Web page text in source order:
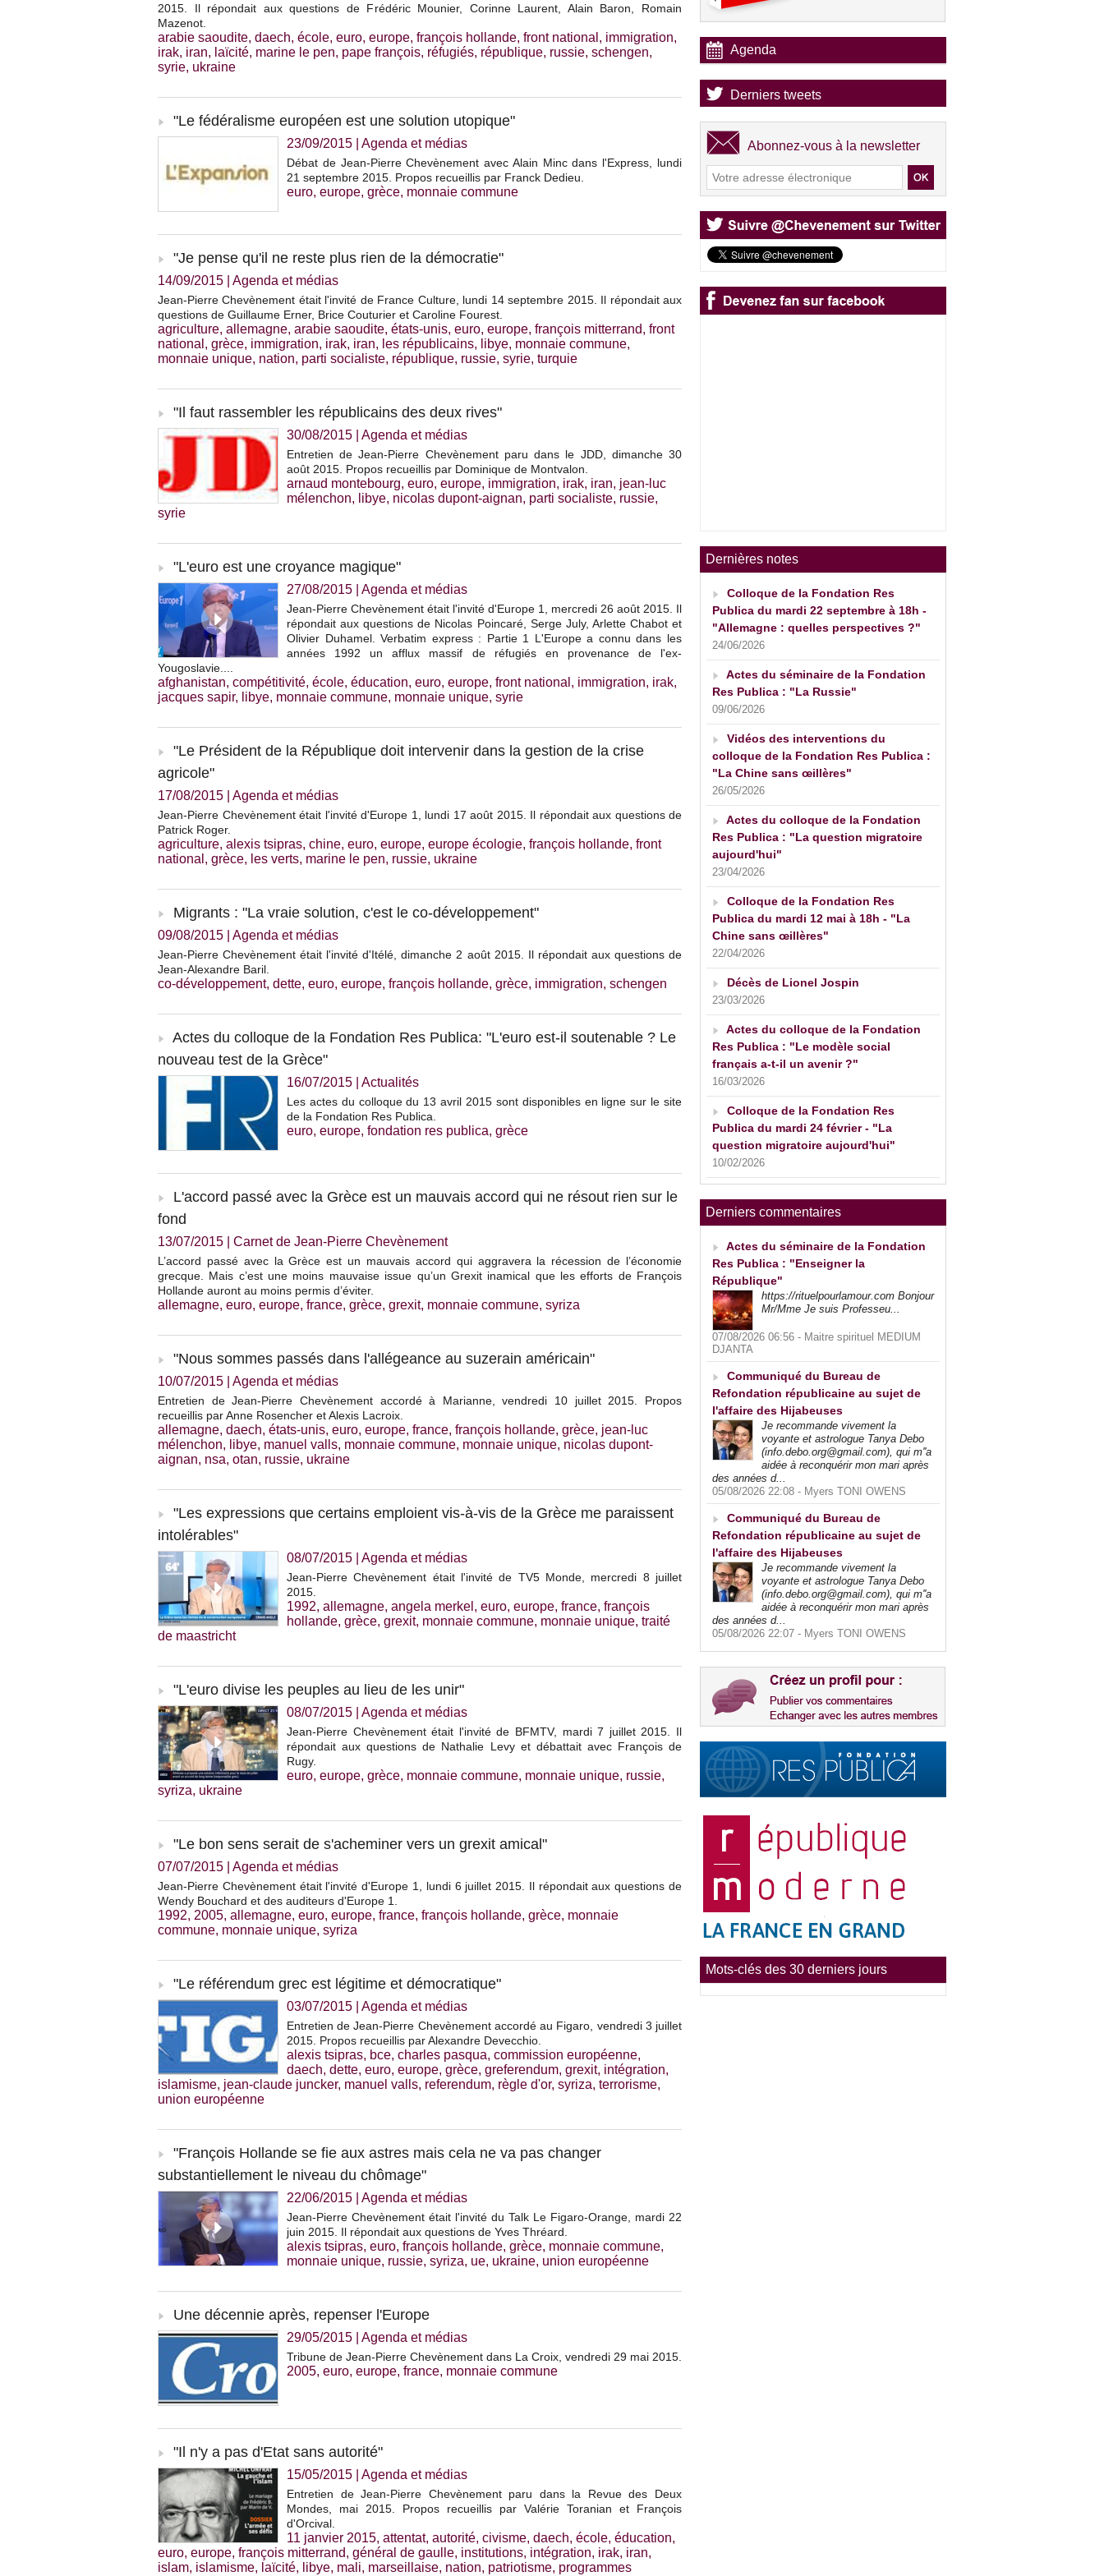
2015. Il répondait aux questions de Frédéric Mounier, Corinne Laurent, Alain Baron, Romain
Mazenot.
arabie saoudite, daech, école, euro, europe, françois hollande, front national , immigration,
irak, iran, laïcité, marine le pen, pape françois, réfugiés, république, russie, schengen,
syrie, ukraine
"Le fédéralisme européen est une solution utopique"
23/09/2015 Agenda et médias
Débat de Jean-Pierre Chevènement avec Alain Minc dans l'Express, lundi
21 septembre 2015. Propos recueillis par Franck Dedieu.
euro, europe, grèce, monnaie commune
"Je pense qu'il ne reste plus rien de la démocratie"
14/09/2015 Agenda et médias
Jean-Pierre Chevènement était l'invité de France Culture, lundi 14 septembre 2015. Il répondait aux
questions de Guillaume Erner, Brice Couturier et Caroline Fourest.
agriculture, allemagne, arabie saoudite, états-unis, euro, europe, françois mitterrand, front
national , grèce, immigration, irak, iran, les républicains, libye, monnaie commune,
monnaie unique, nation, parti socialiste, république, russie, syrie, turquie
"Il faut rassembler les républicains des deux rives"
30/08/2015 Agenda et médias
Entretien de Jean-Pierre Chevènement paru dans le JDD, dimanche 30
août 2015. Propos recueillis par Dominique de Montvalon.
arnaud montebourg, euro, europe, immigration, irak, iran, jean-luc
mélenchon, libye, nicolas dupont-aignan, parti socialiste, russie,
syrie
"L'euro est une croyance magique"
27/08/2015 Agenda et médias
Jean-Pierre Chevènement était l'invité d'Europe 1, mercredi 26 août 2015. Il
répondait aux questions de Nicolas Poincaré, Serge July, Arlette Chabot et
Olivier Duhamel. Verbatim express : Partie 1 L'Europe a connu dans les
années 1992 un afflux massif de réfugiés en provenance de l'ex-
Yougoslavie....
afghanistan, compétitivité, école, éducation, euro, europe, front national , immigration, irak,
jacques sapir, libye, monnaie commune, monnaie unique, syrie
"Le Président de la République doit intervenir dans la gestion de la crise
agricole"
17/08/2015 Agenda et médias
Jean-Pierre Chevènement était l'invité d'Europe 1, lundi 17 août 2015. Il répondait aux questions de
Patrick Roger.
agriculture, alexis tsipras, chine, euro, europe, europe écologie, françois hollande, front
national , grèce, les verts, marine le pen, russie, ukraine
Migrants : "La vraie solution, c'est le co-développement"
09/08/2015 Agenda et médias
Jean-Pierre Chevènement était l'invité d'Itélé, dimanche 2 août 2015. Il répondait aux questions de
Jean-Alexandre Baril.
co-développement, dette, euro, europe, françois hollande, grèce, immigration, schengen
Actes du colloque de la Fondation Res Publica: "L'euro est-il soutenable ? Le
nouveau test de la Grèce"
16/07/2015 Actualités
Les actes du colloque du 13 avril 2015 sont disponibles en ligne sur le site
de la Fondation Res Publica.
euro, europe, fondation res publica, grèce
L'accord passé avec la Grèce est un mauvais accord qui ne résout rien sur le
fond
13/07/2015 Carnet de Jean-Pierre Chevènement
L’accord passé avec la Grèce est un mauvais accord qui aggravera la récession de l’économie
grecque. Mais c’est une moins mauvaise issue qu’un Grexit inamical que les efforts de François
Hollande auront au moins permis d’éviter.
allemagne, euro, europe, france, grèce, grexit, monnaie commune, syriza
"Nous sommes passés dans l'allégeance au suzerain américain"
10/07/2015 Agenda et médias
Entretien de Jean-Pierre Chevènement accordé à Marianne, vendredi 10 juillet 2015. Propos
recueillis par Anne Rosencher et Alexis Lacroix.
allemagne, daech, états-unis, euro, europe, france, françois hollande, grèce, jean-luc
mélenchon, libye, manuel valls, monnaie commune, monnaie unique, nicolas dupont-
aignan, nsa, otan, russie, ukraine
"Les expressions que certains emploient vis-à-vis de la Grèce me paraissent
intolérables"
08/07/2015 Agenda et médias
Jean-Pierre Chevènement était l'invité de TV5 Monde, mercredi 8 juillet
2015.
1992, allemagne, angela merkel , euro, europe, france, françois
hollande, grèce, grexit, monnaie commune, monnaie unique, traité
de maastricht
"L'euro divise les peuples au lieu de les unir"
08/07/2015 Agenda et médias
Jean-Pierre Chevènement était l'invité de BFMTV, mardi 7 juillet 2015. Il
répondait aux questions de Nathalie Levy et débattait avec François de
Rugy.
euro, europe, grèce, monnaie commune, monnaie unique, russie,
syriza, ukraine
"Le bon sens serait de s'acheminer vers un grexit amical"
07/07/2015 Agenda et médias
Jean-Pierre Chevènement était l'invité d'Europe 1, lundi 6 juillet 2015. Il répondait aux questions de
Wendy Bouchard et des auditeurs d'Europe 1.
1992, 2005, allemagne, euro, europe, france, françois hollande, grèce, monnaie
commune, monnaie unique, syriza
"Le référendum grec est légitime et démocratique"
03/07/2015 Agenda et médias
Entretien de Jean-Pierre Chevènement accordé au Figaro, vendredi 3 juillet
2015. Propos recueillis par Alexandre Devecchio.
alexis tsipras, bce, charles pasqua, commission européenne,
daech, dette, euro, europe, grèce, greferendum, grexit, intégration,
islamisme, jean-claude juncker, manuel valls, referendum, règle d'or, syriza, terrorisme,
union européenne
"François Hollande se fie aux astres mais cela ne va pas changer
substantiellement le niveau du chômage"
22/06/2015 Agenda et médias
Jean-Pierre Chevènement était l'invité du Talk Le Figaro-Orange, mardi 22
juin 2015. Il répondait aux questions de Yves Thréard.
alexis tsipras, euro, françois hollande, grèce, monnaie commune,
monnaie unique, russie, syriza, ue, ukraine, union européenne
Une décennie après, repenser l'Europe
29/05/2015 Agenda et médias
Tribune de Jean-Pierre Chevènement dans La Croix, vendredi 29 mai 2015.
2005, euro, europe, france, monnaie commune
"Il n'y a pas d'Etat sans autorité"
15/05/2015 Agenda et médias
Entretien de Jean-Pierre Chevènement paru dans la Revue des Deux
Mondes, mai 2015. Propos recueillis par Valérie Toranian et François
d'Orcival.
11 janvier 2015, attentat, autorité, civisme, daech, école, éducation,
euro, europe, françois mitterrand, général de gaulle, institutions, intégration, irak, iran,
islam, islamisme, laïcité, libye, mali, marseillaise, nation, patriotisme, programmes
Agenda
Derniers tweets
Abonnez-vous à la newsletter
Dernières notes
Colloque de la Fondation Res
Publica du mardi 22 septembre à 18h -
"Allemagne : quelles perspectives ?"
24/06/2026
Actes du séminaire de la Fondation
Res Publica : "La Russie"
09/06/2026
Vidéos des interventions du
colloque de la Fondation Res Publica :
"La Chine sans œillères"
26/05/2026
Actes du colloque de la Fondation
Res Publica : "La question migratoire
aujourd'hui"
23/04/2026
Colloque de la Fondation Res
Publica du mardi 12 mai à 18h - "La
Chine sans œillères"
22/04/2026
Décès de Lionel Jospin
23/03/2026
Actes du colloque de la Fondation
Res Publica : "Le modèle social
français a-t-il un avenir ?"
16/03/2026
Colloque de la Fondation Res
Publica du mardi 24 février - "La
question migratoire aujourd'hui"
10/02/2026
Derniers commentaires
Actes du séminaire de la Fondation
Res Publica : "Enseigner la
République"
https://rituelpourlamour.com Bonjour
Mr/Mme Je suis Professeu...
07/08/2026 06:56 - Maitre spirituel MEDIUM
DJANTA
Communiqué du Bureau de
Refondation républicaine au sujet de
l'affaire des Hijabeuses
Je recommande vivement la
voyante et astrologue Tanya Debo
(info.debo.org@gmail.com), qui m''a
aidée à reconquérir mon mari après
des années d...
05/08/2026 22:08 - Myers TONI OWENS
Communiqué du Bureau de
Refondation républicaine au sujet de
l'affaire des Hijabeuses
Je recommande vivement la
voyante et astrologue Tanya Debo
(info.debo.org@gmail.com), qui m''a
aidée à reconquérir mon mari après
des années d...
05/08/2026 22:07 - Myers TONI OWENS
Mots-clés des 30 derniers jours